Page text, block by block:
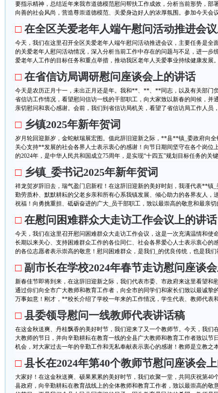
要指示精神，总结近年来我市道德模范慰问帮扶工作成效，分析当前形势，部
向善的社会风尚，营造尊崇道德模范、关爱身边好人的浓厚氛围。参加今天会
□ 在全区关爱老年人端午慰问活动推进会
今天，我们在这里召开全区关爱老年人端午慰问活动推进会议，主要任务是全
的关爱老年人慰问活动情况，深入分析当前工作中存在的问题与不足，进一步
爱老年人工作的目标任务和重点举措，推动我区老年人关爱事业持续健康发展
□ 在省信访局调研慰问座谈会上的讲话
今天是农历正月十一，未出正月还是年。我和**、**、**同志，以及有关部门
省信访工作情况，看望慰问信访一线的干部职工，向大家致以新春的间候，并
亲切慰问和衷心感谢。会前，我们到省信访局机关，看望了省信访局工作人员
□ 乡镇2025年新年贺词
岁月轮回迎新岁，金蛇献瑞展宏图。值此辞旧迎新之际，**县**镇_委政府向
关心支持**发展的社会各界人士表示衷心的感谢！向节日期间坚守在各个岗位
的2024年，是中华人民共和国成立75周年，是实现“十四五”规划目标任务的关
□ 乡镇_委书记2025年新年贺词
祥龙贺岁辞旧去，瑞气盈门启新程！在这辞旧迎新的美好时刻，我谨代表**镇
勤劳质朴、默默耕耘的父老乡亲和所有心系我镇发展、倾心助力的各界友人，
祝福！向勇挑重担、砥砺奋进的广大_员干部职工，致以最崇高的敬意和最亲
□ 在慰问困难群众大走访工作会议上的讲话
今天，我们在这里召开慰问困难群众大走访工作会议，这是一次充满温情和使
长期以来关心、支持困难群众工作的各位同仁、社会各界爱心人士表示衷心的
的各位志愿者表示崇高的敬意！慰问困难群众，是我们_的优良传统，也是我
□ 副市长在学校2024年春节走访慰问座谈
新春佳节即将到来，在这辞旧迎新之际，我们代表市委、市政府来这里看望和
通过你们向全市广大教师和教育工作者，向全市的同学们和家长们致以最诚挚
万事如意！刚才，**校长介绍了学校一年来的工作情况，学生代表、教师代表
□ 县委领导慰问一线教师代表讲话稿
在这金秋送爽、丹桂飘香的美好时节，我们迎来了又一个教师节。今天，我们
大教师的节日，并向辛勤耕耘在教育一线的全县广大教师和教育工作者致以节
机会，对大家过去一年的辛勤工作和无私奉献表示衷心的感谢！教师是立教之
□ 县长在2024年第40个教师节慰问座谈会
大家好！在这金秋送爽、硕果累累的美好时节，我们欢聚一堂，共同庆祝第40
县政府，向辛勤耕耘在教育战线上的全体教师和教育工作者，致以最崇高的敬